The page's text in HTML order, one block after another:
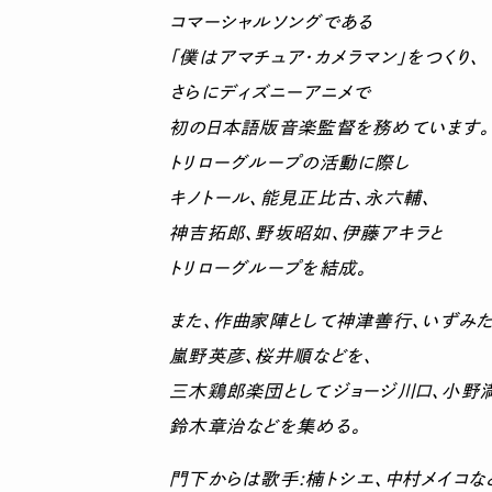
コマーシャルソングである
「僕はアマチュア・カメラマン」をつくり、
さらにディズニーアニメで
初の日本語版音楽監督を務めています。
トリローグループの活動に際し
キノトール、能見正比古、永六輔、
神吉拓郎、野坂昭如、伊藤アキラと
トリローグループを結成。
また、作曲家陣として神津善行、いずみた
嵐野英彦、桜井順などを、
三木鶏郎楽団としてジョージ川口、小野満
鈴木章治などを集める。
門下からは歌手:楠トシエ、中村メイコな